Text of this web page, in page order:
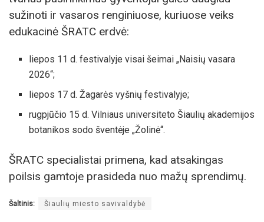
sužinoti ir vasaros renginiuose, kuriuose veiks
edukacinė ŠRATC erdvė:
liepos 11 d. festivalyje visai šeimai „Naisių vasara
2026“;
liepos 17 d. Žagarės vyšnių festivalyje;
rugpjūčio 15 d. Vilniaus universiteto Šiaulių akademijos
botanikos sodo šventėje „Žolinė“.
ŠRATC specialistai primena, kad atsakingas
poilsis gamtoje prasideda nuo mažų sprendimų.
Šaltinis: Šiaulių miesto savivaldybė